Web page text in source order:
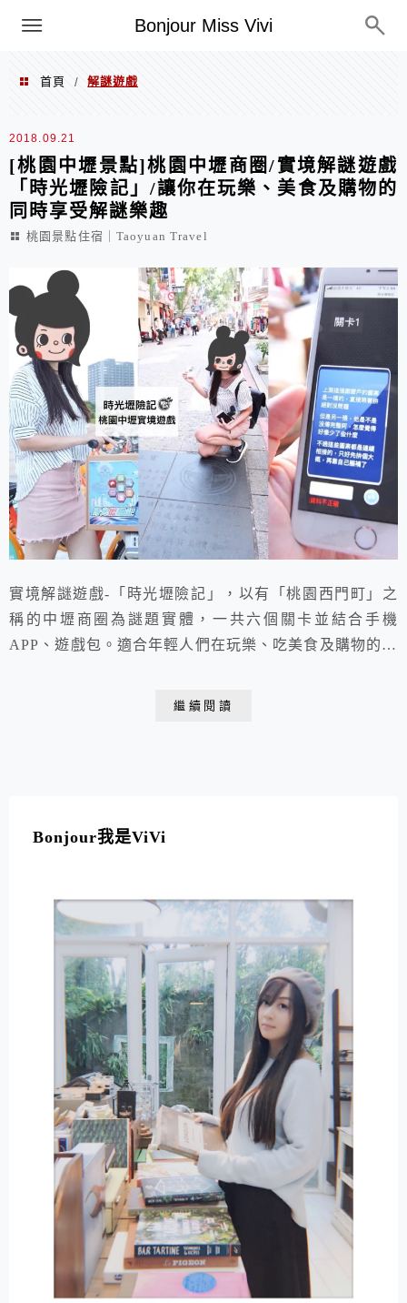
Bonjour Miss Vivi
選單
首頁 / 解謎遊戲
解謎遊戲
2018.09.21
[桃園中壢景點]桃園中壢商圈/實境解謎遊戲
「時光壢險記」/讓你在玩樂、美食及購物的
同時享受解謎樂趣
桃園景點住宿｜Taoyuan Travel
實境解謎遊戲-「時光壢險記」，以有「桃園西門町」之
稱的中壢商圈為謎題實體，一共六個關卡並結合手機
APP、遊戲包。適合年輕人們在玩樂、吃美食及購物的同
繼續閱讀
Bonjour我是ViVi